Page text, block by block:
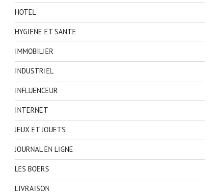
HOTEL
HYGIENE ET SANTE
IMMOBILIER
INDUSTRIEL
INFLUENCEUR
INTERNET
JEUX ET JOUETS
JOURNAL EN LIGNE
LES BOERS
LIVRAISON